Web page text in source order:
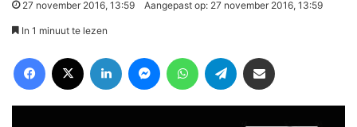
27 november 2016, 13:59 Aangepast op: 27 november 2016, 13:59
In 1 minuut te lezen